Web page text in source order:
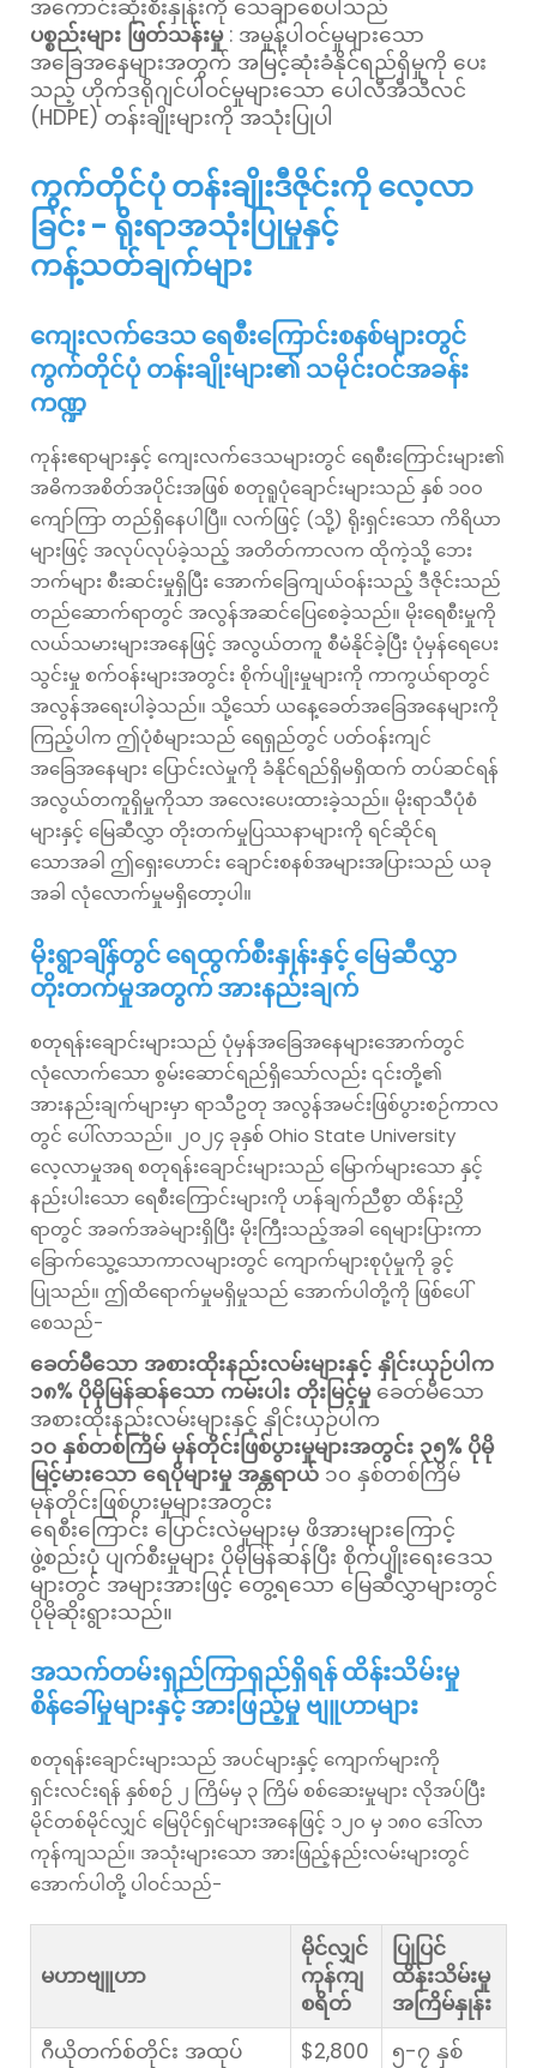
အကောင်းဆုံးစီးနှုန်းကို သေချာစေပါသည်
ပစ္စည်းများ ဖြတ်သန်းမှု : အမှုန့်ပါဝင်မှုများသော
အခြေအနေများအတွက် အမြင့်ဆုံးခံနိုင်ရည်ရှိမှုကို ပေး
သည့် ဟိုက်ဒရိုဂျင်ပါဝင်မှုများသော ပေါလီအီသီလင်
(HDPE) တန်းချိုးများကို အသုံးပြုပါ
ကွက်တိုင်ပုံ တန်းချိုးဒီဇိုင်းကို လေ့လာ
ခြင်း - ရိုးရာအသုံးပြုမှုနှင့်
ကန့်သတ်ချက်များ
ကျေးလက်ဒေသ ရေစီးကြောင်းစနစ်များတွင်
ကွက်တိုင်ပုံ တန်းချိုးများ၏ သမိုင်းဝင်အခန်း
ကဏ္ဍ
ကုန်းဧရာများနှင့် ကျေးလက်ဒေသများတွင် ရေစီးကြောင်းများ၏
အဓိကအစိတ်အပိုင်းအဖြစ် စတုရူပုံချောင်းများသည် နှစ် ၁၀၀
ကျော်ကြာ တည်ရှိနေပါပြီ။ လက်ဖြင့် (သို့) ရိုးရှင်းသော ကိရိယာ
များဖြင့် အလုပ်လုပ်ခဲ့သည့် အတိတ်ကာလက ထိုကဲ့သို့ ဘေး
ဘက်များ စီးဆင်းမှုရှိပြီး အောက်ခြေကျယ်ဝန်းသည့် ဒီဇိုင်းသည်
တည်ဆောက်ရာတွင် အလွန်အဆင်ပြေစေခဲ့သည်။ မိုးရေစီးမှုကို
လယ်သမားများအနေဖြင့် အလွယ်တကူ စီမံနိုင်ခဲ့ပြီး ပုံမှန်ရေပေး
သွင်းမှု စက်ဝန်းများအတွင်း စိုက်ပျိုးမှုများကို ကာကွယ်ရာတွင်
အလွန်အရေးပါခဲ့သည်။ သို့သော် ယနေ့ခေတ်အခြေအနေများကို
ကြည့်ပါက ဤပုံစံများသည် ရေရှည်တွင် ပတ်ဝန်းကျင်
အခြေအနေများ ပြောင်းလဲမှုကို ခံနိုင်ရည်ရှိမရှိထက် တပ်ဆင်ရန်
အလွယ်တကူရှိမှုကိုသာ အလေးပေးထားခဲ့သည်။ မိုးရာသီပုံစံ
များနှင့် မြေဆီလွှာ တိုးတက်မှုပြဿနာများကို ရင်ဆိုင်ရ
သောအခါ ဤရှေးဟောင်း ချောင်းစနစ်အများအပြားသည် ယခု
အခါ လုံလောက်မှုမရှိတော့ပါ။
မိုးရွာချိန်တွင် ရေထွက်စီးနှုန်းနှင့် မြေဆီလွှာ
တိုးတက်မှုအတွက် အားနည်းချက်
စတုရန်းချောင်းများသည် ပုံမှန်အခြေအနေများအောက်တွင်
လုံလောက်သော စွမ်းဆောင်ရည်ရှိသော်လည်း ၎င်းတို့၏
အားနည်းချက်များမှာ ရာသီဥတု အလွန်အမင်းဖြစ်ပွားစဉ်ကာလ
တွင် ပေါ်လာသည်။ ၂၀၂၄ ခုနှစ် Ohio State University
လေ့လာမှုအရ စတုရန်းချောင်းများသည် မြောက်များသော နှင့်
နည်းပါးသော ရေစီးကြောင်းများကို ဟန်ချက်ညီစွာ ထိန်းညှိ
ရာတွင် အခက်အခဲများရှိပြီး မိုးကြီးသည့်အခါ ရေများပြားကာ
ခြောက်သွေ့သောကာလများတွင် ကျောက်များစုပုံမှုကို ခွင့်
ပြုသည်။ ဤထိရောက်မှုမရှိမှုသည် အောက်ပါတို့ကို ဖြစ်ပေါ်
စေသည်-
ခေတ်မီသော အစားထိုးနည်းလမ်းများနှင့် နှိုင်းယှဉ်ပါက
၁၈% ပိုမိုမြန်ဆန်သော ကမ်းပါး တိုးမြင့်မှု ခေတ်မီသော
အစားထိုးနည်းလမ်းများနှင့် နှိုင်းယှဉ်ပါက
၁၀ နှစ်တစ်ကြိမ် မုန်တိုင်းဖြစ်ပွားမှုများအတွင်း ၃၅% ပိုမို
မြင့်မားသော ရေပိုများမှု အန္တရာယ် ၁၀ နှစ်တစ်ကြိမ်
မုန်တိုင်းဖြစ်ပွားမှုများအတွင်း
ရေစီးကြောင်း ပြောင်းလဲမှုများမှ ဖိအားများကြောင့်
ဖွဲ့စည်းပုံ ပျက်စီးမှုများ ပိုမိုမြန်ဆန်ပြီး စိုက်ပျိုးရေးဒေသ
များတွင် အများအားဖြင့် တွေ့ရသော မြေဆီလွှာများတွင်
ပိုမိုဆိုးရွားသည်။
အသက်တမ်းရှည်ကြာရှည်ရှိရန် ထိန်းသိမ်းမှု
စိန်ခေါ်မှုများနှင့် အားဖြည့်မှု ဗျူဟာများ
စတုရန်းချောင်းများသည် အပင်များနှင့် ကျောက်များကို
ရှင်းလင်းရန် နှစ်စဉ် ၂ ကြိမ်မှ ၃ ကြိမ် စစ်ဆေးမှုများ လိုအပ်ပြီး
မိုင်တစ်မိုင်လျှင် မြေပိုင်ရှင်များအနေဖြင့် ၁၂၀ မှ ၁၈၀ ဒေါ်လာ
ကုန်ကျသည်။ အသုံးများသော အားဖြည့်နည်းလမ်းများတွင်
အောက်ပါတို့ ပါဝင်သည်-
မဟာဗျူဟာ
မိုင်လျှင်
ကုန်ကျ
စရိတ်
ပြုပြင်
ထိန်းသိမ်းမှု
အကြိမ်နှုန်း
ဂီယိုတက်စ်တိုင်း အထုပ်
$2,800
၅-၇ နှစ်